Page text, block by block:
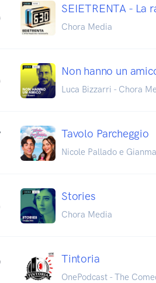
SEIETRENTA - La
Chora Media
Non hanno un
Luca Bizzarri - Chora
Tavolo Parcheggio
Nicole Pallado e
Stories
Chora Media
Tintoria
OnePodcast - The